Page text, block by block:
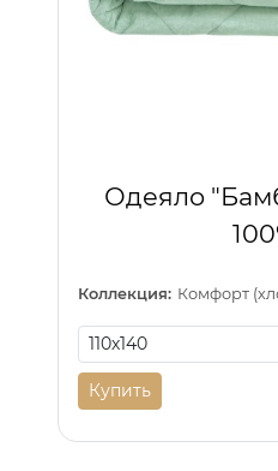
Одеяло
Коллекция: Комфорт
Купить